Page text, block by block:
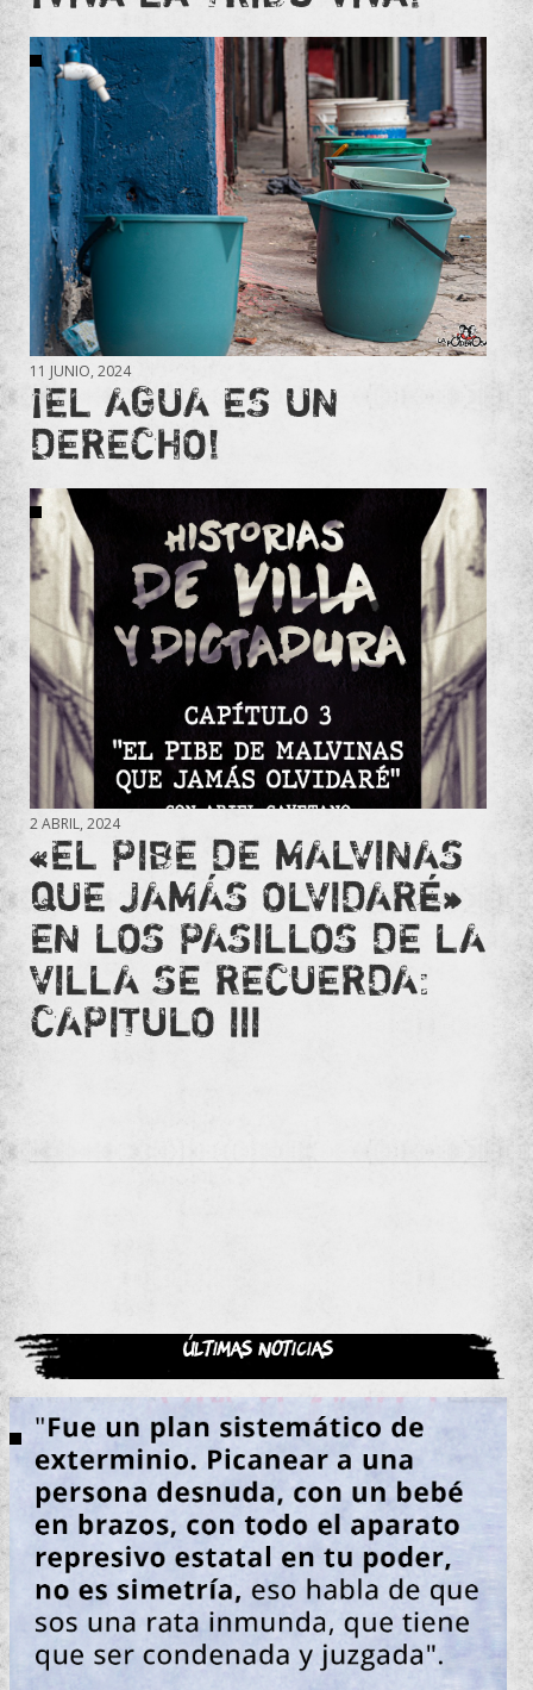
11 JUNIO, 2024
¡EL AGUA ES UN
DERECHO!
2 ABRIL, 2024
«EL PIBE DE MALVINAS
QUE JAMÁS OLVIDARÉ»
EN LOS PASILLOS DE LA
VILLA SE RECUERDA:
CAPITULO III
Últimas noticias